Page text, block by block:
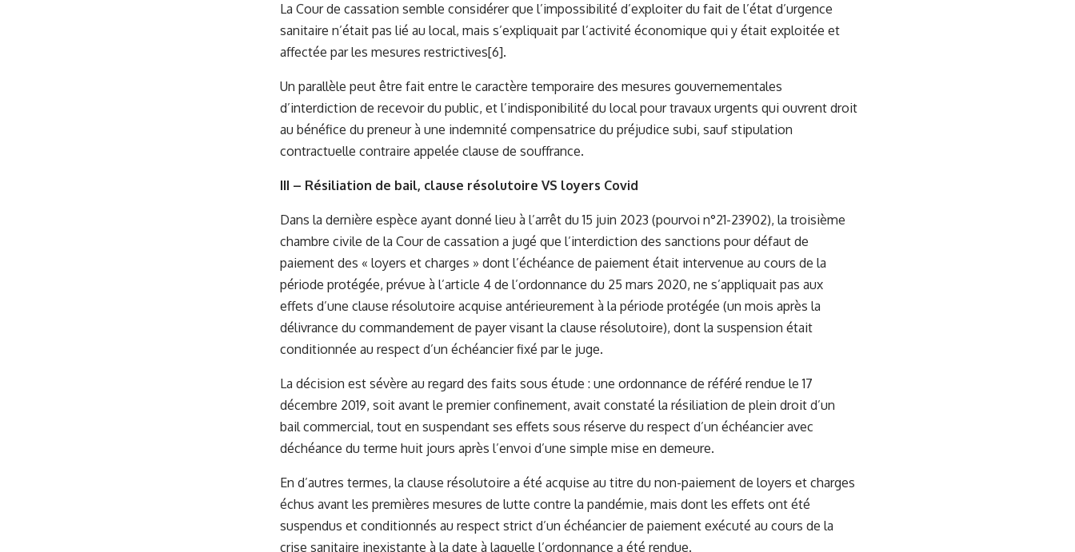
La Cour de cassation semble considérer que l’impossibilité d’exploiter du fait de l’état d’urgence
sanitaire n’était pas lié au local, mais s’expliquait par l’activité économique qui y était exploitée et
affectée par les mesures restrictives[6].
Un parallèle peut être fait entre le caractère temporaire des mesures gouvernementales
d’interdiction de recevoir du public, et l’indisponibilité du local pour travaux urgents qui ouvrent droit
au bénéfice du preneur à une indemnité compensatrice du préjudice subi, sauf stipulation
contractuelle contraire appelée clause de souffrance.
III – Résiliation de bail, clause résolutoire VS loyers Covid
Dans la dernière espèce ayant donné lieu à l’arrêt du 15 juin 2023 (pourvoi n°21-23902), la troisième
chambre civile de la Cour de cassation a jugé que l’interdiction des sanctions pour défaut de
paiement des « loyers et charges » dont l’échéance de paiement était intervenue au cours de la
période protégée, prévue à l’article 4 de l’ordonnance du 25 mars 2020, ne s’appliquait pas aux
effets d’une clause résolutoire acquise antérieurement à la période protégée (un mois après la
délivrance du commandement de payer visant la clause résolutoire), dont la suspension était
conditionnée au respect d’un échéancier fixé par le juge.
La décision est sévère au regard des faits sous étude : une ordonnance de référé rendue le 17
décembre 2019, soit avant le premier confinement, avait constaté la résiliation de plein droit d’un
bail commercial, tout en suspendant ses effets sous réserve du respect d’un échéancier avec
déchéance du terme huit jours après l’envoi d’une simple mise en demeure.
En d’autres termes, la clause résolutoire a été acquise au titre du non-paiement de loyers et charges
échus avant les premières mesures de lutte contre la pandémie, mais dont les effets ont été
suspendus et conditionnés au respect strict d’un échéancier de paiement exécuté au cours de la
crise sanitaire inexistante à la date à laquelle l’ordonnance a été rendue.